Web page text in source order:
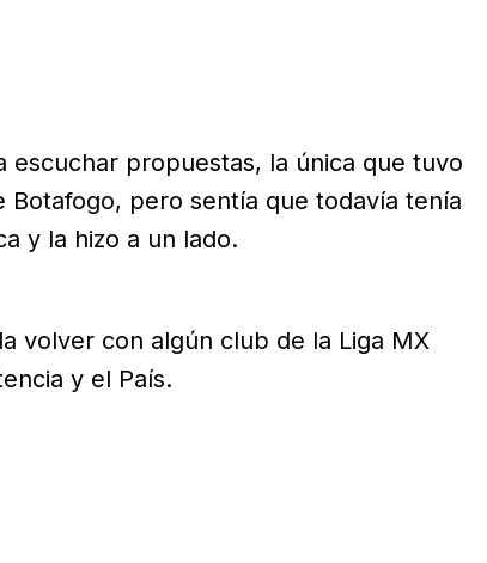
escuchar propuestas, la única que tuvo
Botafogo, pero sentía que todavía tenía
y la hizo a un lado.
volver con algún club de la Liga MX
y el País.